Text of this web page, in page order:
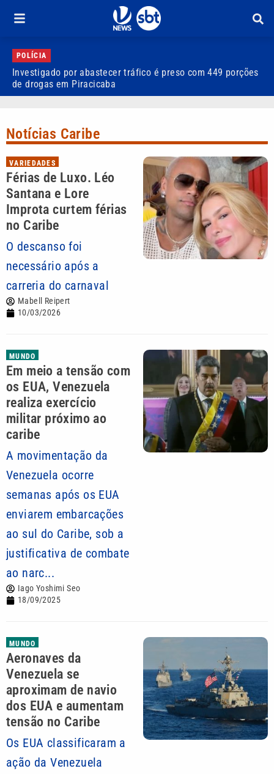
POLÍCIA
Investigado por abastecer tráfico é preso com 449 porções
de drogas em Piracicaba
Notícias Caribe
VARIEDADES
Férias de Luxo. Léo
Santana e Lore
Improta curtem férias
no Caribe
O descanso foi
necessário após a
carreria do carnaval
Mabell Reipert
10/03/2026
MUNDO
Em meio a tensão com
os EUA, Venezuela
realiza exercício
militar próximo ao
caribe
A movimentação da
Venezuela ocorre
semanas após os EUA
enviarem embarcações
ao sul do Caribe, sob a
justificativa de combate
ao narc...
Iago Yoshimi Seo
18/09/2025
MUNDO
Aeronaves da
Venezuela se
aproximam de navio
dos EUA e aumentam
tensão no Caribe
Os EUA classificaram a
ação da Venezuela